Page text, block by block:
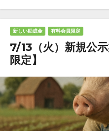
新しい助成金 有料会員限定
7/13（火）新規公
限定】